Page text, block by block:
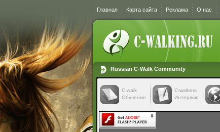
Главная Карта сайта Реклама О нас
Russian C-Walk Community
C-walk
Обучение
C-walkers
Интервью